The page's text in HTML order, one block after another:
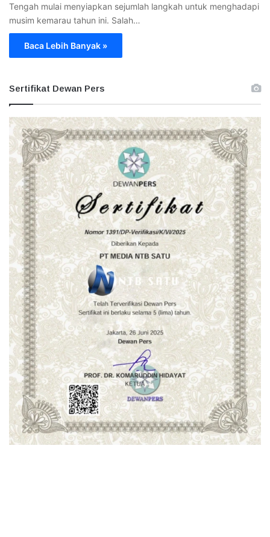
Tengah mulai menyiapkan sejumlah langkah untuk menghadapi
musim kemarau tahun ini. Salah…
Baca Lebih Banyak »
Sertifikat Dewan Pers